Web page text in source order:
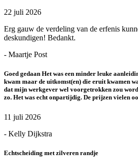
22 juli 2026
Erg gauw de verdeling van de erfenis
deskundigen! Bedankt.
- Maartje Post
Goed gedaan Het was een minder leuke
kwam maar de uitkomst(en) die eruit kwamen
dat mijn werkgever wel voorgetrokken zou
zo. Het was echt onpartijdig. De prijzen vielen
11 juli 2026
- Kelly Dijkstra
Echtscheiding met zilveren randje